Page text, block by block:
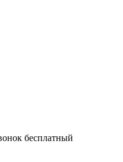
бесплатный